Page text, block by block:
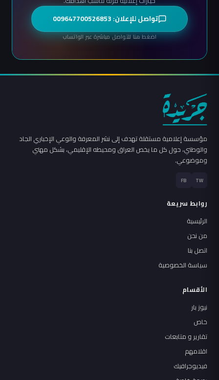
تواصل للإعلان: 009647700526853
اضغط هنا للتواصل مباشرة عبر الواتساب
مؤسسة إعلامية مستقلة تهدف إلى نشر المعرفة والوعي الإخباري الجاد
والوطني، حول كل ما يخص العراق ومحيطه الإقليمي، بشكل مهني
وموضوعي.
TW
FB
روابط سريعة
الرئيسية
من نحن
اتصل بنا
سياسة الخصوصية
الأقسام
نيوز بار
خاص
تقارير و متابعات
اقلامهم
فيديوجرافيك